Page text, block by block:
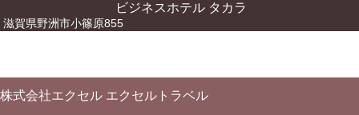
ビジネスホテル タカラ
滋賀県野洲市小篠原855
株式会社エクセル エクセルトラベル